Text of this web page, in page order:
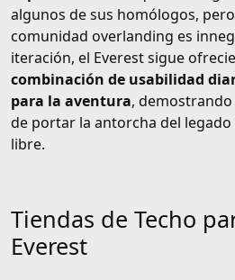
algunos de sus homólogos,
comunidad overlanding es
iteración, el Everest sigue
combinación de usabilidad
para la aventura, demostrando
de portar la antorcha del
libre.
Tiendas de Techo
Everest